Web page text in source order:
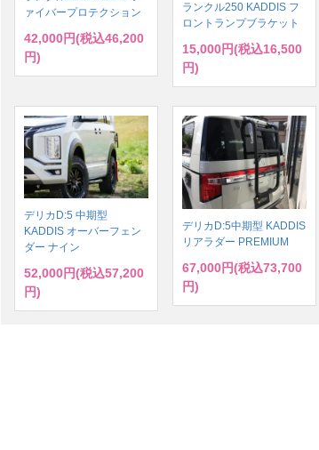
ァイバープロテクション
42,000円(税込46,200
円)
ランクル250 KADDIS フ
ロントランプブラケット
15,000円(税込16,500
円)
デリカD:5 中期型
KADDIS オーバーフェン
ダー ナイン
52,000円(税込57,200
円)
デリカD:5中期型 KADDIS
リアラダー PREMIUM
67,000円(税込73,700
円)